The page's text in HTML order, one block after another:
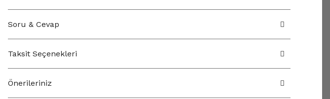
Soru & Cevap
Taksit Seçenekleri
Önerileriniz